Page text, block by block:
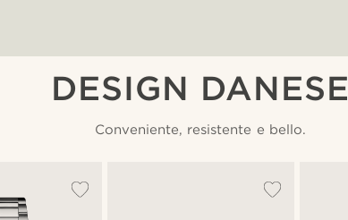
DESIGN DANESE
Conveniente, resistente e bello.